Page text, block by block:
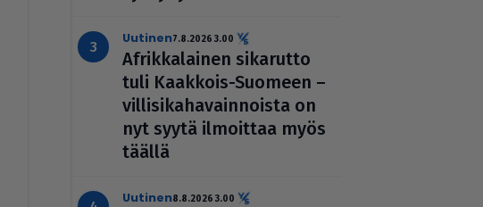
uutinen7.8.2026 3.00
Afrik­ka­lai­nen sikarutto
tuli Kaakkois-Suomeen –
vil­li­si­ka­ha­vain­noista on
nyt syytä ilmoittaa myös
täällä
uutinen8.8.2026 3.00